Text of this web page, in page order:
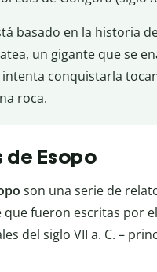
basado en la historia
un gigante que se
intenta conquistarla
roca.
de Esopo
son una serie de
que fueron escritas por
del siglo VII a. C. –